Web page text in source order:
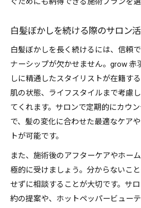
白髪ぼかしを続ける際のサロン
白髪ぼかしを長く続けるには、信頼
ナーシップが欠かせません。grow 赤
しに精通したスタイリストが在籍す
肌の状態、ライフスタイルまで考慮
てくれます。サロンで定期的にカウ
で、髪の変化に合わせた最適なケア
トが可能です。
また、施術後のアフターケアやホー
極的に受けましょう。分からないこ
せずに相談することが大切です。サ
約の提案や、ホットペッパービュー